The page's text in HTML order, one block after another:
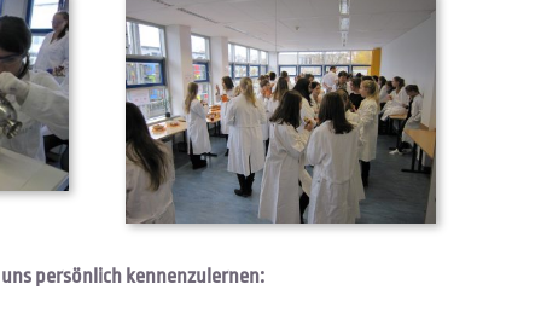
persönlich kennenzulernen: